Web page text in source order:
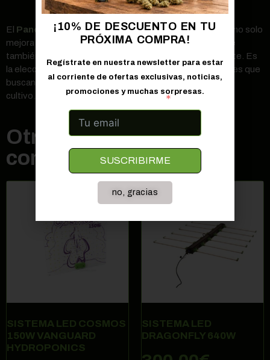
El Panel LED Cosmos 45Wde Vanguard Hydroponics no solo
mejora el crecimiento y floración de tus plantas, sino que
también contribuye a un cultivo más sostenible y eficiente. Es
la elección perfecta para autocultivadores y profesionales que
buscan optimizar el soporte lumínico en sus espacios de
cultivo.
Otros clientes también
compraron
SISTEMA LED COSMOS
150W VANGUARD
HYDROPONICS
SISTEMA LED
DRAGONFLY 640W
¡10% DE DESCUENTO EN TU
PRÓXIMA COMPRA!
Regístrate en nuestra newsletter para estar
al corriente de ofertas exclusivas, noticias,
promociones y muchas sorpresas.
Correo electrónico
SUSCRIBIRME
no, gracias